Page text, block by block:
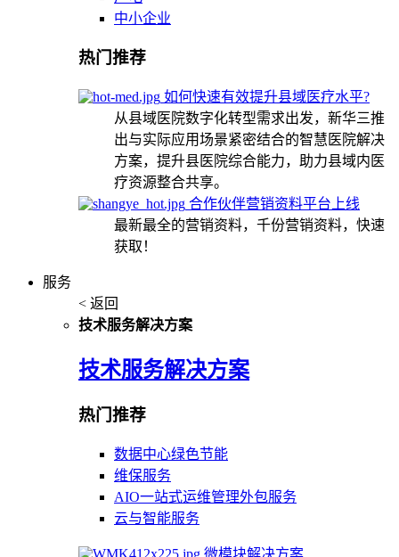
中小企业
热门推荐
如何快速有效提升县域医疗水平?
从县域医院数字化转型需求出发，新华三推
出与实际应用场景紧密结合的智慧医院解决
方案，提升县医院综合能力，助力县域内医
疗资源整合共享。
合作伙伴营销资料平台上线
最新最全的营销资料，千份营销资料，快速
获取！
服务
< 返回
技术服务解决方案
技术服务解决方案
热门推荐
数据中心绿色节能
维保服务
AIO一站式运维管理外包服务
云与智能服务
微模块解决方案